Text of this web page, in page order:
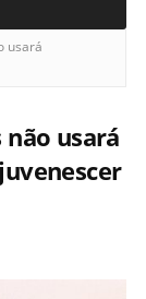
usará
não usará